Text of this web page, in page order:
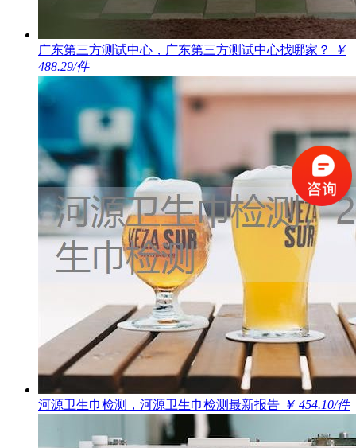
广东第三方测试中心，广东第三方测试中心找哪家？
￥
488.29/件
河源卫生巾检测，河源卫生巾检测最新报告 ￥ 454.10/件